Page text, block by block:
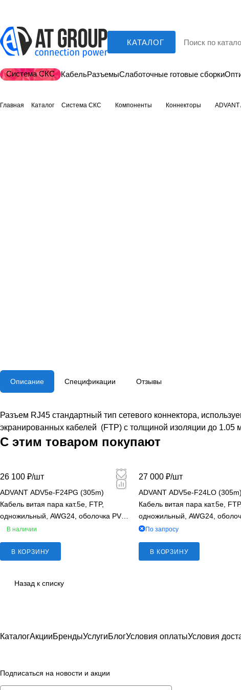
КАТАЛОГ
Система СКС КабельРазъемыСлаботочные готовые сборки
Главная Каталог Система СКС Компоненты Коннекторы
Описание Спецификации Отзывы
Разъем RJ45 стандартный тип сетевого коннектора,
экранированных кабелей (FTP) с толщиной изоляции до 1.05
С этим товаром покупают
26 100 ₽/шт
ADVANT ADV5e-F24PG (305m)
Кабель витая пара кат.5e, FTP,
одножильный, AWG24, оболочка PVC,
серый
В наличии
В КОРЗИНУ
27 000 ₽/шт
ADVANT ADV5e-F24LO (305m)
Кабель витая пара кат.5e, FTP,
одножильный, AWG24,
оранжевый
По запросу
В КОРЗИНУ
Назад к списку
КаталогАкцииБрендыУслугиБлогУсловия оплатыУсловия
Подписаться на новости и акции